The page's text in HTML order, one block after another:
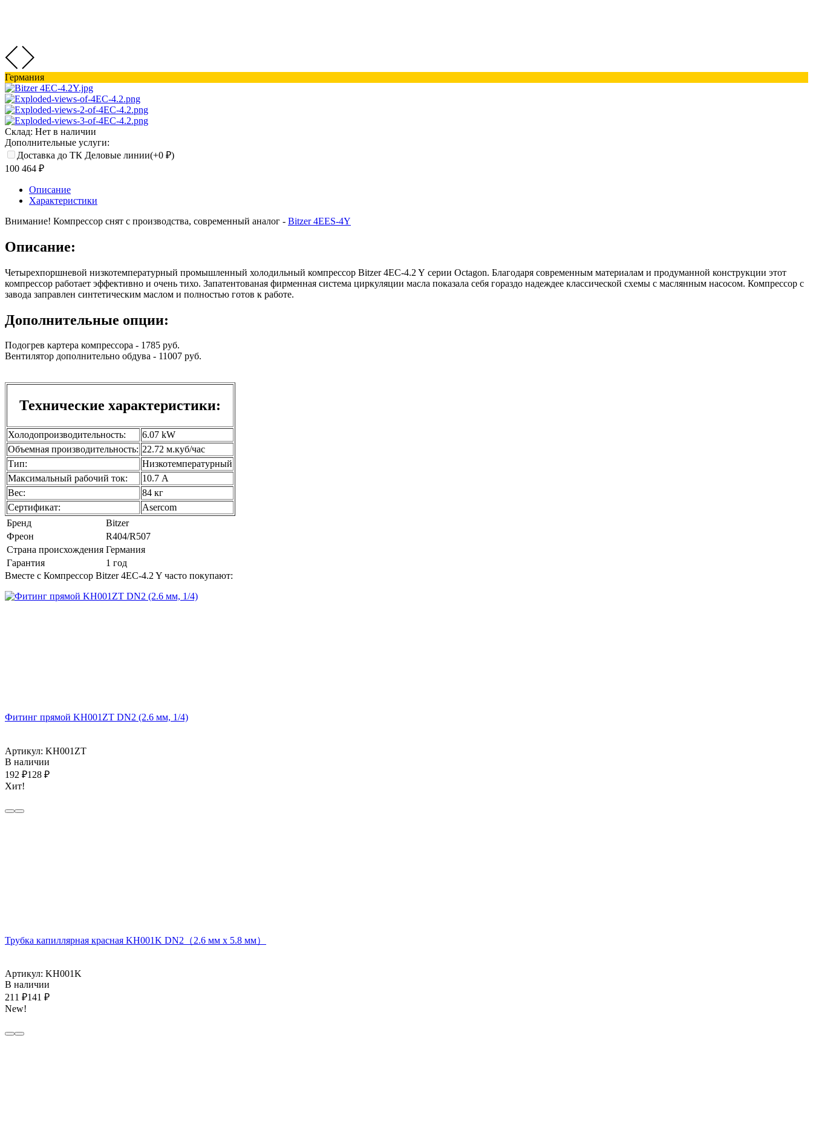
Германия
Склад: Нет в наличии
Дополнительные услуги:
Доставка до ТК Деловые линии(+0 ₽)
100 464 ₽
Описание
Характеристики
Внимание! Компрессор снят с производства, современный аналог - Bitzer 4EES-4Y
Описание:
Четырехпоршневой низкотемпературный промышленный холодильный компрессор Bitzer 4EC-4.2 Y серии Octagon. Благодаря современным материалам и продуманной конструкции этот
компрессор работает эффективно и очень тихо. Запатентованая фирменная система циркуляции масла показала себя гораздо надеждее классической схемы с маслянным насосом. Компрессор с
завода заправлен синтетическим маслом и полностью готов к работе.
Дополнительные опции:
Подогрев картера компрессора - 1785 руб.
Вентилятор дополнительно обдува - 11007 руб.
Технические характеристики:
Холодопроизводительность:
6.07 kW
Объемная производительность: 22.72 м.куб/час
Тип:
Низкотемпературный
Максимальный рабочий ток:
10.7 А
Вес:
84 кг
Сертификат:
Asercom
Бренд
Bitzer
Фреон
R404/R507
Страна происхождения Германия
Гарантия
1 год
Вместе с Компрессор Bitzer 4EC-4.2 Y часто покупают:
Фитинг прямой KH001ZT DN2 (2.6 мм, 1/4)
Артикул: KH001ZT
В наличии
192 ₽128 ₽
Хит!
Трубка капиллярная красная KH001K DN2（2.6 мм х 5.8 мм）
Артикул: KH001K
В наличии
211 ₽141 ₽
New!